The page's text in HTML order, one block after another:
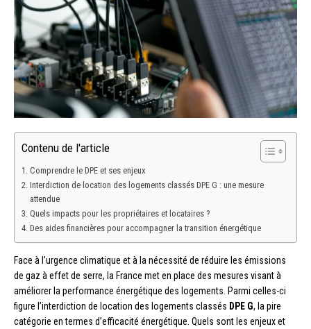
Contenu de l'article
Comprendre le DPE et ses enjeux
Interdiction de location des logements classés DPE G : une mesure
attendue
Quels impacts pour les propriétaires et locataires ?
Des aides financières pour accompagner la transition énergétique
Face à l’urgence climatique et à la nécessité de réduire les émissions
de gaz à effet de serre, la France met en place des mesures visant à
améliorer la performance énergétique des logements. Parmi celles-ci
figure l’interdiction de location des logements classés DPE G, la pire
catégorie en termes d’efficacité énergétique. Quels sont les enjeux et